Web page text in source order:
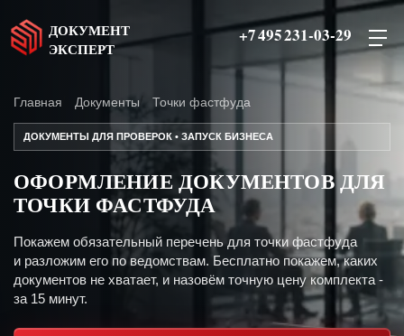
ДОКУМЕНТ
ЭКСПЕРТ
+7 495 231-03-29
Главная Документы Точки фастфуда
ДОКУМЕНТЫ ДЛЯ ПРОВЕРОК • ЗАПУСК БИЗНЕСА
ОФОРМЛЕНИЕ ДОКУМЕНТОВ ДЛЯ
ТОЧКИ ФАСТФУДА
Покажем обязательный перечень для точки фастфуда
и разложим его по ведомствам. Бесплатно покажем, каких
документов не хватает, и назовём точную цену комплекта -
за 15 минут.